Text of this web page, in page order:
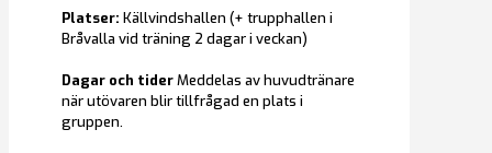
Platser: Källvindshallen (+ trupphallen i
Bråvalla vid träning 2 dagar i veckan)
Dagar och tiderMeddelas av huvudtränare
när utövaren blir tillfrågad en plats i
gruppen.